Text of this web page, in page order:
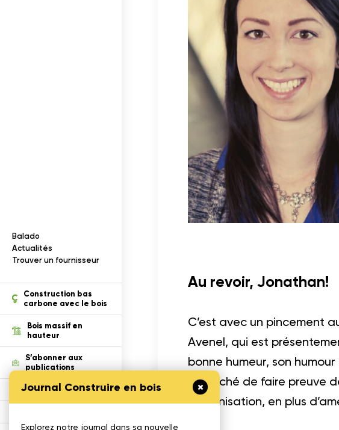
Balado
Actualités
Trouver un fournisseur
Construction bas
carbone avec le bois
Bois massif en
hauteur
S’abonner aux
publications
Défi Cecobois
Journal Construire en bois
Explorez notre journal dans sa nouvelle
des renseignements
s Au revoir, Jonathan!
C’est avec un pincement
Avenel, qui est
bonne humeur, son
empêché de faire preuve
l’organisation, en plus